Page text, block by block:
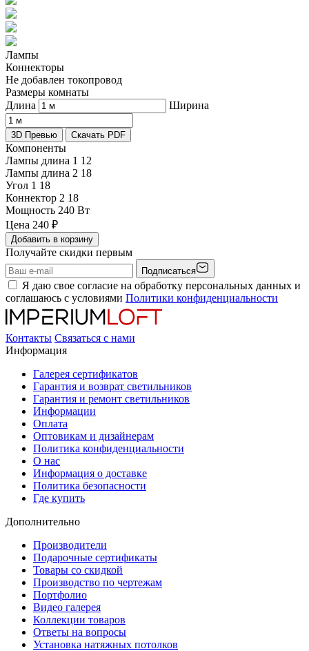
Лампы
Коннекторы
Не добавлен токопровод
Размеры комнаты
Длина
Ширина
3D Превью Скачать PDF
Компоненты
Лампы длина 1 12
Лампы длина 2 18
Угол 1 18
Коннектор 2 18
Мощность 240 Вт
Цена 240 ₽
Добавить в корзину
Получайте скидки первым
Подписаться
Я даю свое согласие на обработку персональных данных и
соглашаюсь с условиями Политики конфиденциальности
Контакты Связаться с нами
Информация
Галерея сертификатов
Гарантия и возврат светильников
Гарантия и ремонт светильников
Информации
Оплата
Оптовикам и дизайнерам
Политика конфиденциальности
О нас
Информация о доставке
Политика безопасности
Где купить
Дополнительно
Производители
Подарочные сертификаты
Товары со скидкой
Производство по чертежам
Портфолио
Видео галерея
Коллекции товаров
Ответы на вопросы
Установка натяжных потолков